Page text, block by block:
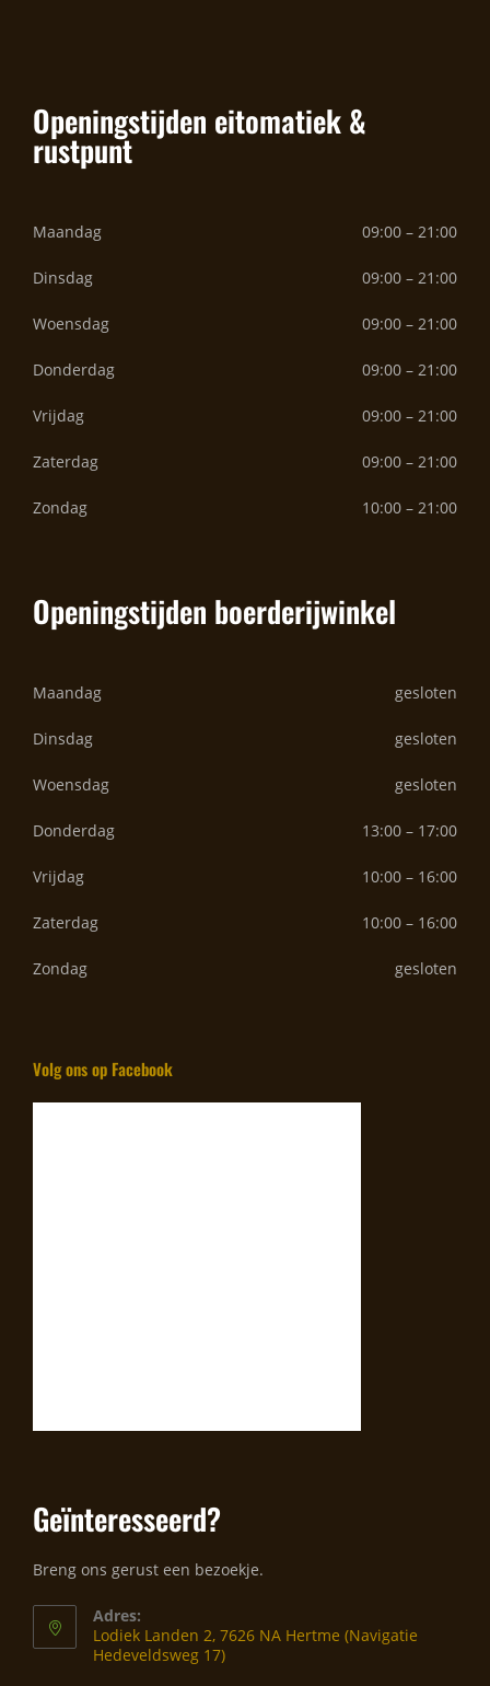
Openingstijden eitomatiek &
rustpunt
Maandag 09:00 – 21:00
Dinsdag 09:00 – 21:00
Woensdag 09:00 – 21:00
Donderdag 09:00 – 21:00
Vrijdag 09:00 – 21:00
Zaterdag 09:00 – 21:00
Zondag 10:00 – 21:00
Openingstijden boerderijwinkel
Maandag gesloten
Dinsdag gesloten
Woensdag gesloten
Donderdag 13:00 – 17:00
Vrijdag 10:00 – 16:00
Zaterdag 10:00 – 16:00
Zondag gesloten
Volg ons op Facebook
Geïnteresseerd?
Breng ons gerust een bezoekje.
Adres:
Lodiek Landen 2, 7626 NA Hertme (Navigatie
Hedeveldsweg 17)